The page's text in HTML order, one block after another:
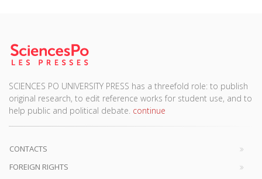
SCIENCES PO UNIVERSITY PRESS has a threefold role: to publish
original research, to edit reference works for student use, and to
help public and political debate. continue
CONTACTS
FOREIGN RIGHTS